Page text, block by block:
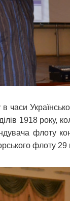
часи
1918 року,
флоту
флоту 29